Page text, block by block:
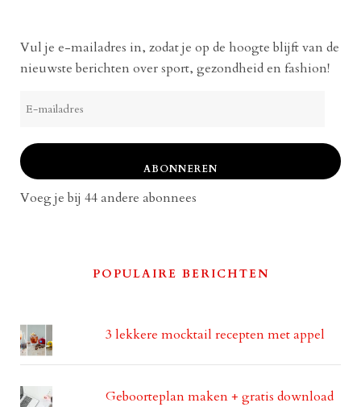
Vul je e-mailadres in, zodat je op de hoogte blijft van de
nieuwste berichten over sport, gezondheid en fashion!
mailadres
ABONNEREN
Voeg je bij 44 andere abonnees
POPULAIRE BERICHTEN
3 lekkere mocktail recepten met appel
Geboorteplan maken + gratis download